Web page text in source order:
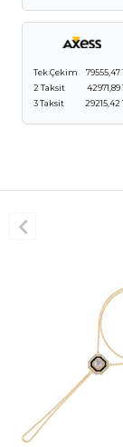
Tek Çekim
79555,47
2 Taksit
42971,89
3 Taksit
29215,42